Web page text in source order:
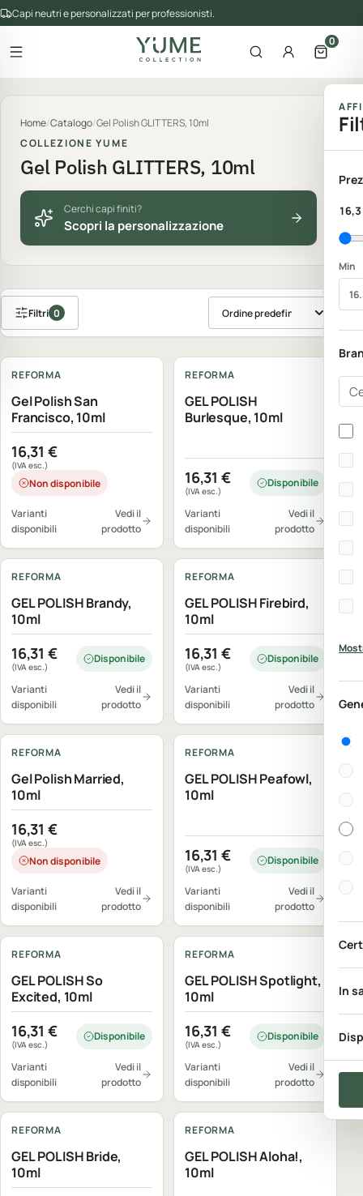
Capi neutri e personalizzati per professionisti.
Apri il menu
del catalogo
Apri la ricerca
AccountApri il
0
Home/Catalogo/Gel Polish GLITTERS, 10ml
COLLEZIONE YUME
Gel Polish GLITTERS, 10ml
Cerchi capi finiti?
Scopri la personalizzazione
Min
In
Filtri 0 Ordina prodotti
REFORMA
Gel Polish San
Francisco, 10ml
16,31 €
(IVA esc.)
Non disponibile
Varianti
disponibili
Vedi il
prodotto
REFORMA
GEL POLISH
Burlesque, 10ml
16,31 €
(IVA esc.)
Disponibile
Varianti
disponibili
Vedi il
prodotto
REFORMA
GEL POLISH Brandy,
10ml
16,31 €
(IVA esc.)
Disponibile
Varianti
disponibili
Vedi il
prodotto
REFORMA
GEL POLISH Firebird,
10ml
16,31 €
(IVA esc.)
Disponibile
Varianti
disponibili
Vedi il
prodotto
REFORMA
Gel Polish Married,
10ml
16,31 €
(IVA esc.)
Non disponibile
Varianti
disponibili
Vedi il
prodotto
REFORMA
GEL POLISH Peafowl,
10ml
16,31 €
(IVA esc.)
Disponibile
Varianti
disponibili
Vedi il
prodotto
REFORMA
GEL POLISH So
Excited, 10ml
16,31 €
(IVA esc.)
Disponibile
Varianti
disponibili
Vedi il
prodotto
REFORMA
GEL POLISH Spotlight,
10ml
16,31 €
(IVA esc.)
Disponibile
Varianti
disponibili
Vedi il
prodotto
REFORMA
GEL POLISH Bride,
10ml
REFORMA
GEL POLISH Aloha!,
10ml